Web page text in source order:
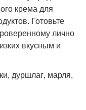
крема для
Готовьте
лично
вкусным и
дуршлаг, марля,